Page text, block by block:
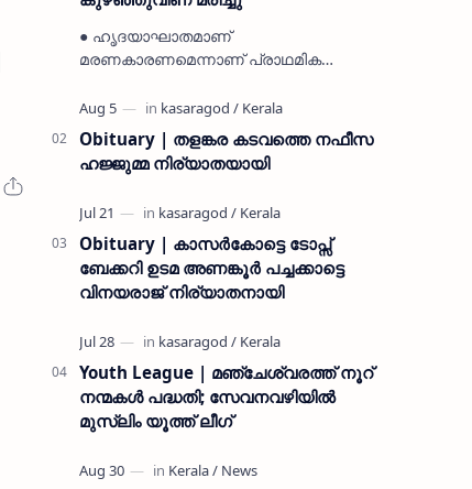
● ഹൃദയാഘാതമാണ്
മരണകാരണമെന്നാണ് പ്രാഥമിക
കമ്യൂണിസ്റ്റ് പ്രവർത്തകരായ
രാമൻ്റെയും ചിരുതേയിയുടെയും
മകളാണ് ● വിവരമറിഞ്ഞ് ജനപ്ര…
Obituary | തളങ്കര കടവത്തെ നഫീസ
ഹജ്ജുമ്മ നിര്യാതയായി
Obituary | കാസർകോട്ടെ ടോപ്സ്
ബേക്കറി ഉടമ അണങ്കൂർ പച്ചക്കാട്ടെ
വിനയരാജ് നിര്യാതനായി
Youth League | മഞ്ചേശ്വരത്ത് നൂറ്
നന്മകൾ പദ്ധതി; സേവനവഴിയിൽ
മുസ്ലിം യൂത്ത് ലീഗ്